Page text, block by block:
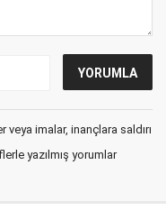
imalar, inançlara saldırı
yazılmış yorumlar